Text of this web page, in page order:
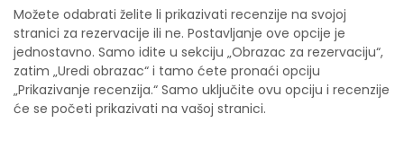
Možete odabrati želite li prikazivati recenzije na svojoj
stranici za rezervacije ili ne. Postavljanje ove opcije je
jednostavno. Samo idite u sekciju „Obrazac za rezervaciju“,
zatim „Uredi obrazac“ i tamo ćete pronaći opciju
„Prikazivanje recenzija.“ Samo uključite ovu opciju i recenzije
će se početi prikazivati na vašoj stranici.